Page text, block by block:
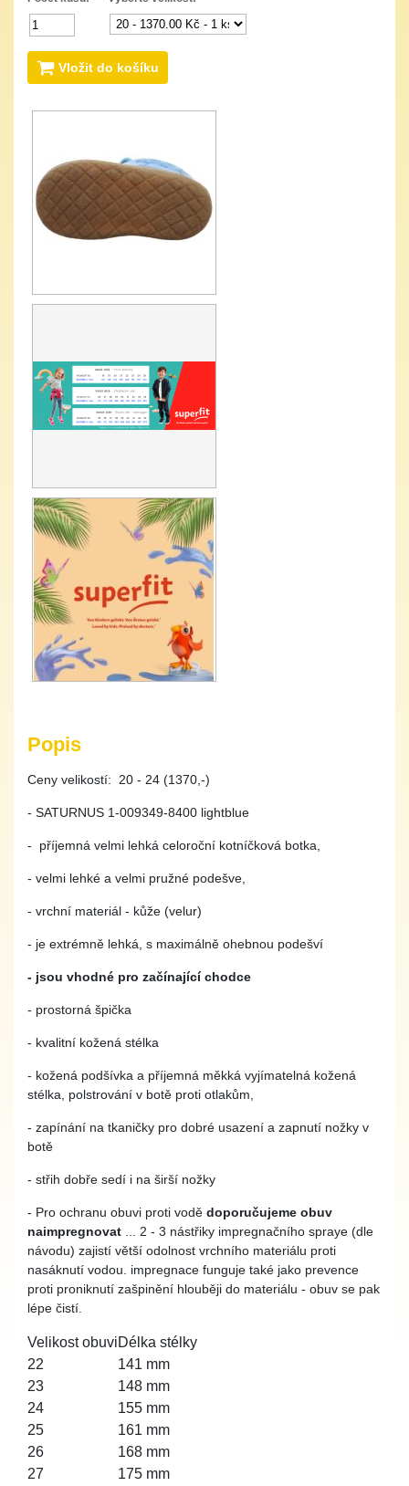
Vložit do košíku
Popis
Ceny velikostí: 20 - 24 (1370,-)
- SATURNUS 1-009349-8400 lightblue
- příjemná velmi lehká celoroční kotníčková botka,
- velmi lehké a velmi pružné podešve,
- vrchní materiál - kůže (velur)
- je extrémně lehká, s maximálně ohebnou podešví
- jsou vhodné pro začínající chodce
- prostorná špička
- kvalitní kožená stélka
- kožená podšívka a příjemná měkká vyjímatelná kožená
stélka, polstrování v botě proti otlakům,
- zapínání na tkaničky pro dobré usazení a zapnutí nožky v
botě
- střih dobře sedí i na širší nožky
- Pro ochranu obuvi proti vodě doporučujeme obuv
naimpregnovat ... 2 - 3 nástřiky impregnačního spraye (dle
návodu) zajistí větší odolnost vrchního materiálu proti
nasáknutí vodou. impregnace funguje také jako prevence
proti proniknutí zašpinění hlouběji do materiálu - obuv se pak
lépe čistí.
Velikost obuviDélka stélky
22
141 mm
23
148 mm
24
155 mm
25
161 mm
26
168 mm
27
175 mm